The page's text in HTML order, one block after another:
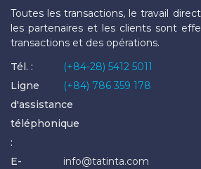
Toutes les transactions, le travail
les partenaires et les clients sont
transactions et des opérations.
Tél. :
(+84-28) 5412 5011
Ligne
d'assistance
téléphonique
:
(+84) 786 359 178
E-
info@tatinta.com